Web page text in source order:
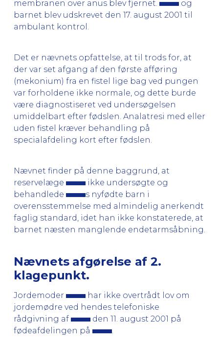
membranen over anus blev fjernet.
og
barnet blev udskrevet den 17. august 2001 til
ambulant kontrol.
Det er nævnets opfattelse, at til trods for, at
der var set afgang af den første afføring
(mekonium) fra en fistel lige bag ved pungen
var forholdene ikke normale, og dette burde
være diagnostiseret ved undersøgelsen
umiddelbart efter fødslen. Analatresi med eller
uden fistel kræver behandling på
specialafdeling kort efter fødslen.
Nævnet finder på denne baggrund, at
reservelæge
ikke undersøgte og
behandlede
s nyfødte barn i
overensstemmelse med almindelig anerkendt
faglig standard, idet han ikke konstaterede, at
barnet næsten manglende endetarmsåbning.
Nævnets afgørelse af 2.
klagepunkt.
Jordemoder
har ikke overtrådt lov om
jordemødre ved hendes telefoniske
rådgivning af
den 11. august 2001 på
fødeafdelingen på